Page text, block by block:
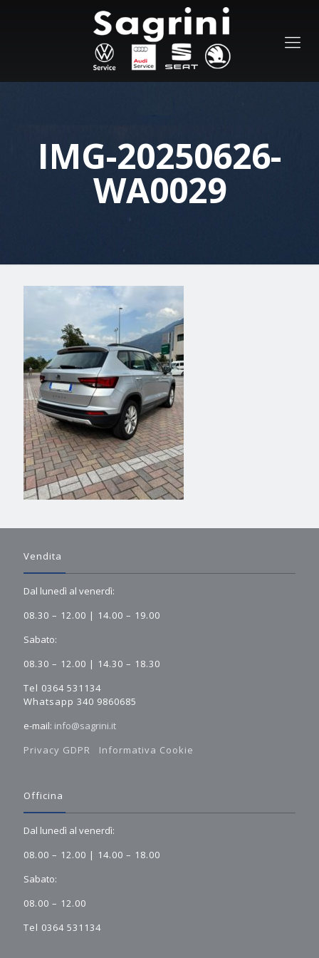
IMG-20250626-
WA0029
Vendita
Dal lunedì al venerdì:
08.30 – 12.00 | 14.00 – 19.00
Sabato:
08.30 – 12.00 | 14.30 – 18.30
Tel 0364 531134
Whatsapp 340 9860685
e-mail: info@sagrini.it
Privacy GDPR
Informativa Cookie
Officina
Dal lunedì al venerdì:
08.00 – 12.00 | 14.00 – 18.00
Sabato:
08.00 – 12.00
Tel 0364 531134